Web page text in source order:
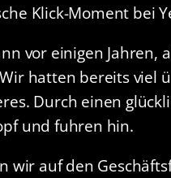
Klick-Moment bei
vor einigen
hatten bereits viel
Durch einen
und fuhren hin.
wir auf den